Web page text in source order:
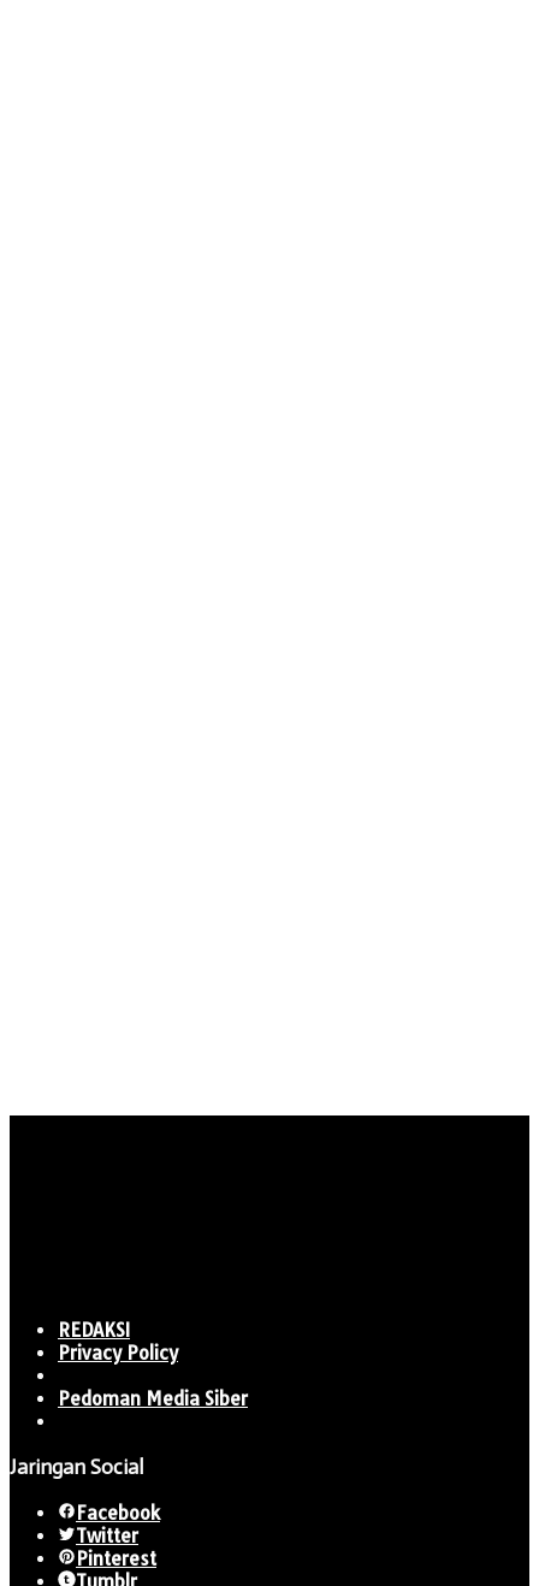
REDAKSI
Privacy Policy
Pedoman Media Siber
Jaringan Social
Facebook
Twitter
Pinterest